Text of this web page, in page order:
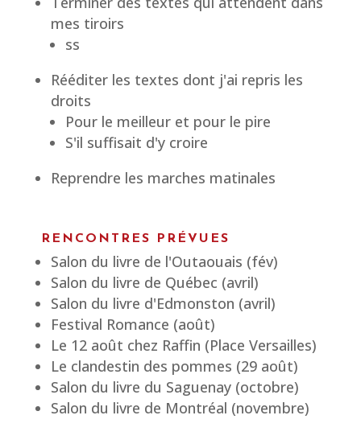
mes tiroirs
ss
Rééditer les textes dont j'ai repris les
droits
Pour le meilleur et pour le pire
S'il suffisait d'y croire
Reprendre les marches matinales
RENCONTRES PRÉVUES
Salon du livre de l'Outaouais (fév)
Salon du livre de Québec (avril)
Salon du livre d'Edmonston (avril)
Festival Romance (août)
Le 12 août chez Raffin (Place Versailles)
Le clandestin des pommes (29 août)
Salon du livre du Saguenay (octobre)
Salon du livre de Montréal (novembre)